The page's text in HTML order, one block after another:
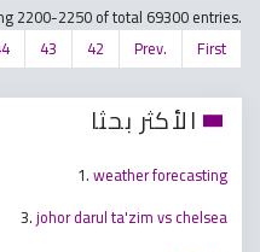
2200-2250 of total 69300 entries.
First
Prev.
42
43
الأكثر بحثا
1.weather forecasting
3.johor darul ta'zim vs chelsea